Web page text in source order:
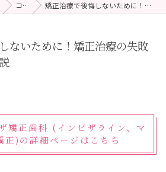
コラム 矯正治療で後悔しないために！矯正治療の失敗例とその原因解説
ないために！矯正治療の失敗
矯正歯科 (インビザライン、マ
正)の詳細ページはこちら